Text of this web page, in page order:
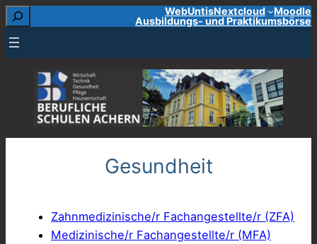
Zum
springen
Suchen WebUntisNextcloud
Moodle
Ausbildungs- und Praktikumsbörse
Gesundheit
Zahnmedizinische/r Fachangestellte/r (ZFA)
Medizinische/r Fachangestellte/r (MFA)